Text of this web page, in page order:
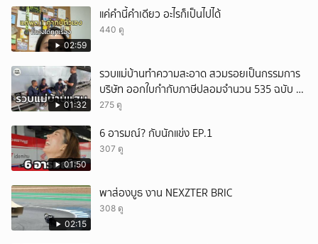
02:59
แค่คำนี้คำเดียว อะไรก็เป็นไปได้
440 ดู
01:32
รวบแม่บ้านทำความสะอาด สวมรอยเป็นกรรมการ
บริษัท ออกใบกำกับภาษีปลอมจำนวน 535 ฉบับ รัฐ
เสียหายกว่า 129 ล้านบาท
275 ดู
01:50
6 อารมณ์? กับนักแข่ง EP.1
307 ดู
02:15
พาส่องบูธ งาน NEXZTER BRIC
308 ดู